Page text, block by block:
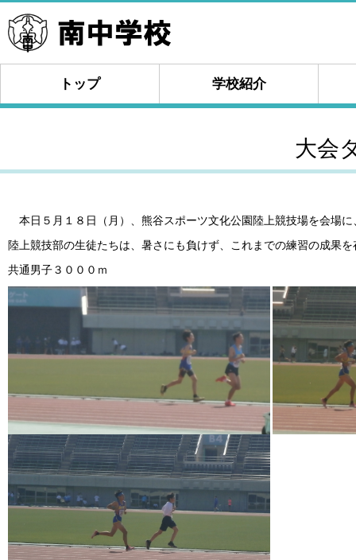
トップ 学校紹介
大会
本日５月１８日（月）、熊谷スポーツ文化公園陸上競技場を会場
陸上競技部の生徒たちは、暑さにも負けず、これまでの練習の成果
共通男子３０００ｍ